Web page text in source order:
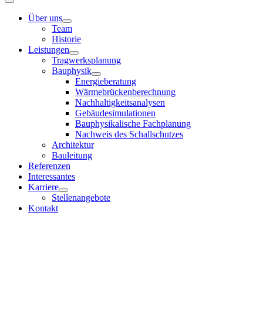
Toggle
NavigationÜber uns
Team
Historie
Leistungen
Tragwerksplanung
Bauphysik
Energieberatung
Wärmebrückenberechnung
Nachhaltigkeitsanalysen
Gebäudesimulationen
Bauphysikalische Fachplanung
Nachweis des Schallschutzes
Architektur
Bauleitung
Referenzen
Interessantes
Karriere
Stellenangebote
Kontakt